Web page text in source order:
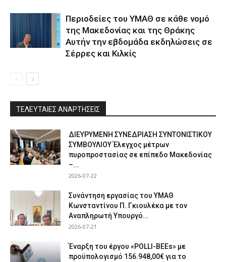
Περιοδείες του ΥΜΑΘ σε κάθε νομό
της Μακεδονίας και της Θράκης
Αυτήν την εβδομάδα εκδηλώσεις σε
Σέρρες και Κιλκίς
ΤΕΛΕΥΤΑΙΕΣ ΑΝΑΡΤΗΣΕΙΣ
ΔΙΕΥΡΥΜΕΝΗ ΣΥΝΕΔΡΙΑΣΗ ΣΥΝΤΟΝΙΣΤΙΚΟΥ
ΣΥΜΒΟΥΛΙΟΥ Έλεγχος μέτρων
πυροπροστασίας σε επίπεδο Μακεδονίας
–...
2026-07-22
Συνάντηση εργασίας του ΥΜΑΘ
Κωνσταντίνου Π. Γκιουλέκα με τον
Αναπληρωτή Υπουργό...
2026-07-21
Έναρξη του έργου «POLLI-BEEs» με
προϋπολογισμό 156.948,00€ για το